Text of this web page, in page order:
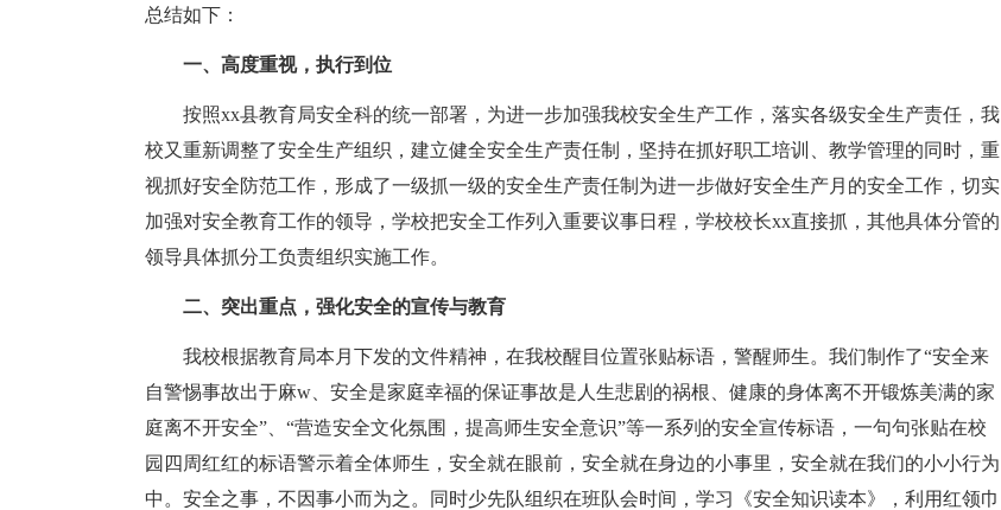
总结如下：
一、高度重视，执行到位
按照xx县教育局安全科的统一部署，为进一步加强我校安全生产工作，落实各级安全生产责任，我
校又重新调整了安全生产组织，建立健全安全生产责任制，坚持在抓好职工培训、教学管理的同时，重
视抓好安全防范工作，形成了一级抓一级的安全生产责任制为进一步做好安全生产月的安全工作，切实
加强对安全教育工作的领导，学校把安全工作列入重要议事日程，学校校长xx直接抓，其他具体分管的
领导具体抓分工负责组织实施工作。
二、突出重点，强化安全的宣传与教育
我校根据教育局本月下发的文件精神，在我校醒目位置张贴标语，警醒师生。我们制作了“安全来
自警惕事故出于麻w、安全是家庭幸福的保证事故是人生悲剧的祸根、健康的身体离不开锻炼美满的家
庭离不开安全”、“营造安全文化氛围，提高师生安全意识”等一系列的安全宣传标语，一句句张贴在校
园四周红红的标语警示着全体师生，安全就在眼前，安全就在身边的小事里，安全就在我们的小小行为
中。安全之事，不因事小而为之。同时少先队组织在班队会时间，学习《安全知识读本》，利用红领巾